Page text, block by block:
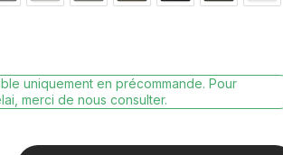
uniquement en précommande. Pour
merci de nous consulter.